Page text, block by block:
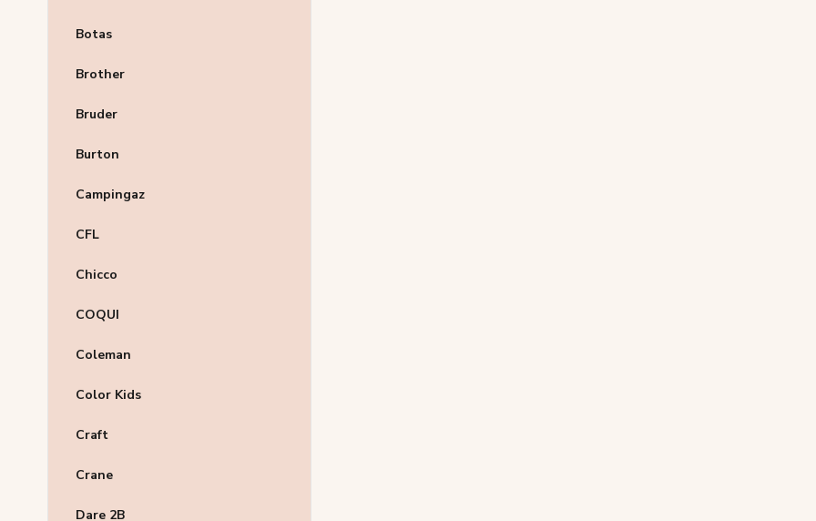
Botas
Brother
Bruder
Burton
Campingaz
CFL
Chicco
COQUI
Coleman
Color Kids
Craft
Crane
Dare 2B